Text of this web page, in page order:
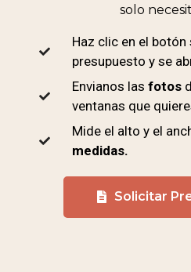
solo
Haz clic en el
presupuesto y se
Envianos las fotos
ventanas que
Mide el alto y el
medidas.
Solicitar